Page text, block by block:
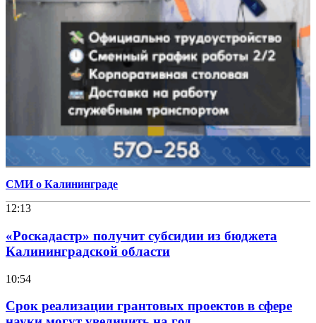
СМИ о Калининграде
12:13
«Роскадастр» получит субсидии из бюджета
Калининградской области
10:54
Срок реализации грантовых проектов в сфере